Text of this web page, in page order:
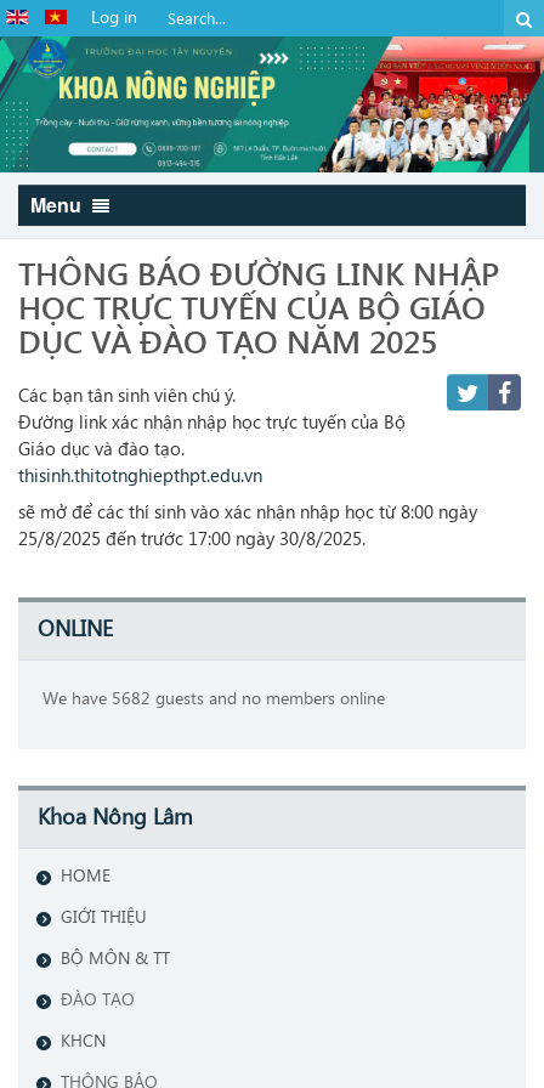
Log in
Menu
THÔNG BÁO ĐƯỜNG LINK NHẬP
HỌC TRỰC TUYẾN CỦA BỘ GIÁO
DỤC VÀ ĐÀO TẠO NĂM 2025
Các bạn tân sinh viên chú ý.
Đường link xác nhận nhập học trực tuyến của Bộ
Giáo dục và đào tạo.
thisinh.thitotnghiepthpt.edu.vn
sẽ mở để các thí sinh vào xác nhận nhập học từ 8:00 ngày
25/8/2025 đến trước 17:00 ngày 30/8/2025.
ONLINE
We have 5682 guests and no members online
Khoa Nông Lâm
HOME
GIỚI THIỆU
BỘ MÔN & TT
ĐÀO TẠO
KHCN
THÔNG BÁO